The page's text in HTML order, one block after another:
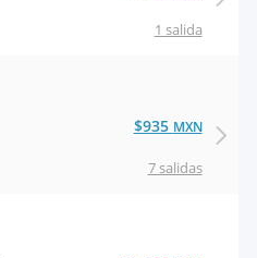
1 salida
7 salidas
$935 MXN